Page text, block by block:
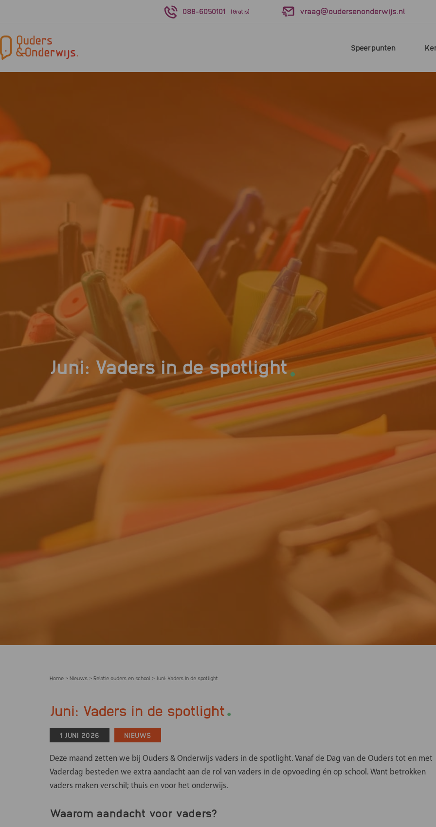
088-6050101 (Gratis) vraag@oudersenonderwijs.nl
Speerpunten
Juni: Vaders in de spotlight.
Home > Nieuws > Relatie ouders en school > Juni: Vaders in de spotlight
Juni: Vaders in de spotlight.
1 JUNI 2026 NIEUWS
Deze maand zetten we bij Ouders & Onderwijs vaders in de spotlight. Vanaf de Dag van de Ouders tot en met
Vaderdag besteden we extra aandacht aan de rol van vaders in de opvoeding én op school. Want betrokken
vaders maken verschil; thuis en voor het onderwijs.
Waarom aandacht voor vaders?
Meld je aan en geef je stem!
Met het Landelijk Ouderpanel brengt Ouders &
Onderwijs de mening en ervaringen van ouders
nemen we mee in gesprekken en contacten met